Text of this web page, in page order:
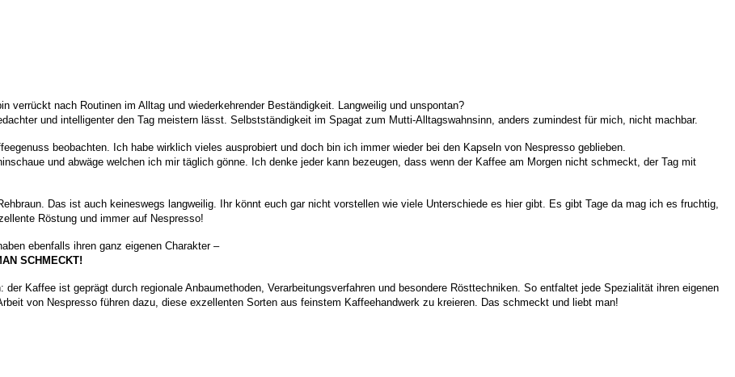
verrückt nach Routinen im Alltag und wiederkehrender Beständigkeit. Langweilig und unspontan?
und intelligenter den Tag meistern lässt. Selbstständigkeit im Spagat zum Mutti-Alltagswahnsinn, anders zumindest für mich, nicht machbar.
beobachten. Ich habe wirklich vieles ausprobiert und doch bin ich immer wieder bei den Kapseln von Nespresso geblieben.
und abwäge welchen ich mir täglich gönne.
Ich denke jeder kann bezeugen, dass wenn der Kaffee am Morgen nicht schmeckt, der Tag mit
Das ist auch keineswegs langweilig. Ihr könnt euch gar nicht vorstellen wie viele Unterschiede es hier gibt. Es gibt Tage da mag ich es fruchtig,
Röstung und immer auf Nespresso!
ebenfalls ihren ganz eigenen Charakter –
SCHMECKT!
Kaffee ist geprägt durch regionale Anbaumethoden, Verarbeitungsverfahren und besondere Rösttechniken. So entfaltet jede Spezialität ihren eigenen
von Nespresso führen dazu, diese exzellenten Sorten aus feinstem Kaffeehandwerk zu kreieren. Das schmeckt und liebt man!